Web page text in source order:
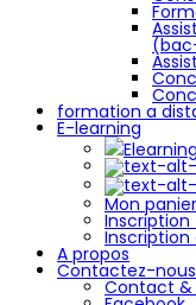
formation a
E-learning
Mon panier
A propos
Contactez-nous
Contact &